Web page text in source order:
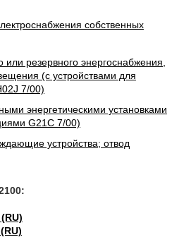
резервного энергоснабжения,
(с устройствами для
7/00)
энергетическими установками
G21C 7/00)
устройства; отвод